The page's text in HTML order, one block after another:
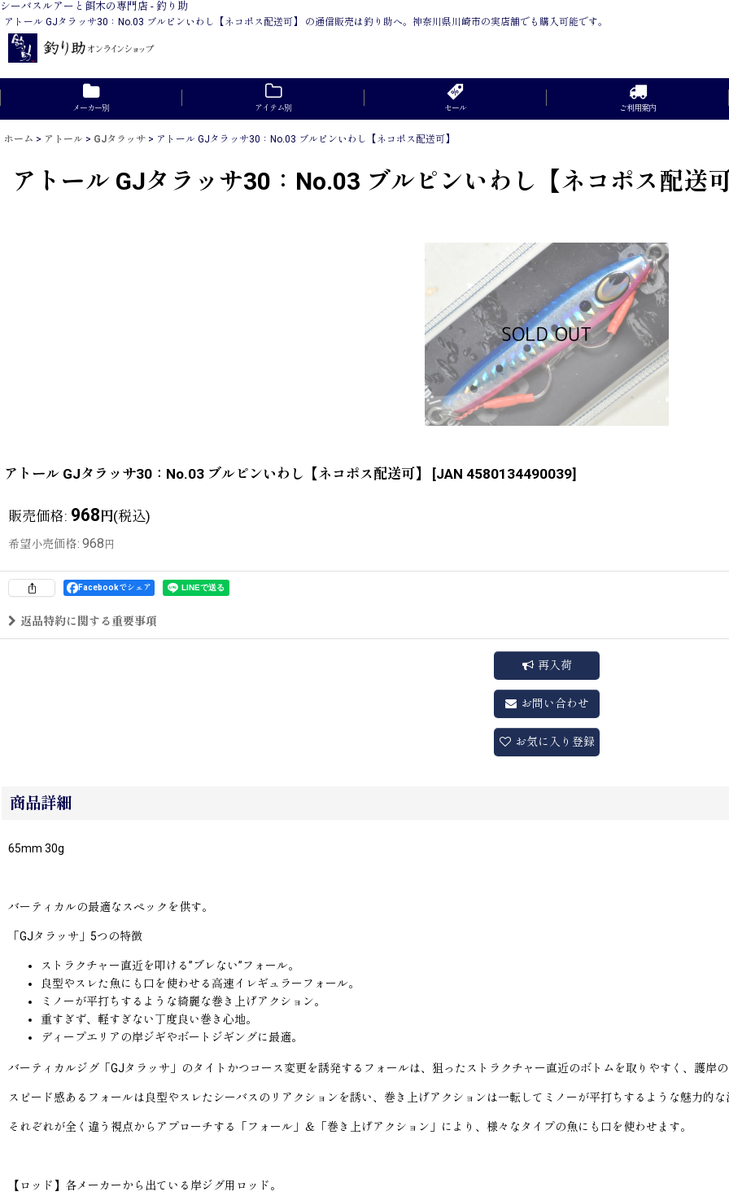
シーバスルアーと餌木の専門店 - 釣り助
アトール GJタラッサ30：No.03 ブルピンいわし【ネコポス配送可】 の通信販売は釣り助へ。神奈川県川崎市の実店舗でも購入可能です。
メーカー別 アイテム別 セール ご利用案内
ホーム > アトール > GJタラッサ > アトール GJタラッサ30：No.03 ブルピンいわし【ネコポス配送可】
アトール GJタラッサ30：No.03 ブルピンいわし【ネコポス配送可
アトール GJタラッサ30：No.03 ブルピンいわし【ネコポス配送可】 [JAN 4580134490039]
販売価格: 968円(税込)
希望小売価格: 968 円
Facebookでシェア
返品特約に関する重要事項
再入荷
お問い合わせ
お気に入り登録
商品詳細
65mm 30g
バーティカルの最適なスペックを供す。
「GJタラッサ」5つの特徴
ストラクチャー直近を叩ける”ブレない”フォール。
良型やスレた魚にも口を使わせる高速イレギュラーフォール。
ミノーが平打ちするような綺麗な巻き上げアクション。
重すぎず、軽すぎない丁度良い巻き心地。
ディープエリアの岸ジギやボートジギングに最適。
バーティカルジグ「GJタラッサ」のタイトかつコース変更を誘発するフォールは、狙ったストラクチャー直近のボトムを取りやすく、護岸
スピード感あるフォールは良型やスレたシーバスのリアクションを誘い、巻き上げアクションは一転してミノーが平打ちするような魅力的な
それぞれが全く違う視点からアプローチする「フォール」＆「巻き上げアクション」により、様々なタイプの魚にも口を使わせます。
【ロッド】各メーカーから出ている岸ジグ用ロッド。